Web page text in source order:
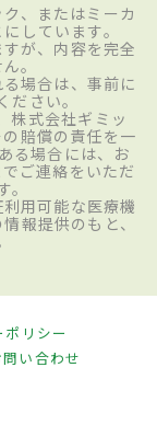
、またはミーカ
しています。
が、内容を完全
。
場合は、事前に
さい。
株式会社ギミッ
賠償の責任を一
る場合には、お
ご連絡をいただ
用可能な医療機
報提供のもと、
リシー
問い合わせ